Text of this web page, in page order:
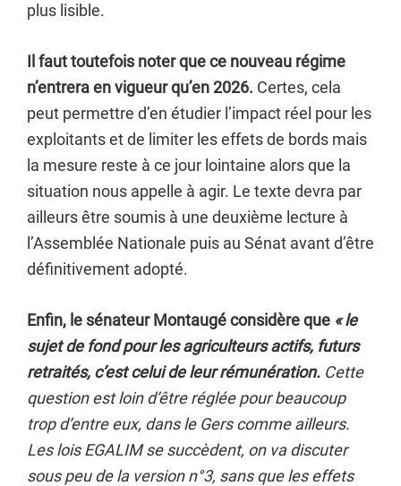
plus lisible.
Il faut toutefois noter que ce nouveau régime
n’entrera en vigueur qu’en 2026. Certes, cela
peut permettre d’en étudier l’impact réel pour les
exploitants et de limiter les effets de bords mais
la mesure reste à ce jour lointaine alors que la
situation nous appelle à agir. Le texte devra par
ailleurs être soumis à une deuxième lecture à
l’Assemblée Nationale puis au Sénat avant d’être
définitivement adopté.
Enfin, le sénateur Montaugé considère que « le
sujet de fond pour les agriculteurs actifs, futurs
retraités, c’est celui de leur rémunération. Cette
question est loin d’être réglée pour beaucoup
trop d’entre eux, dans le Gers comme ailleurs.
Les lois EGALIM se succèdent, on va discuter
sous peu de la version n°3, sans que les effets